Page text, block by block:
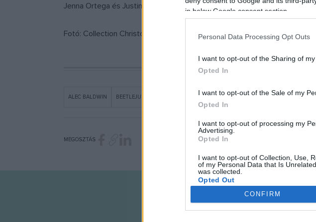
in below Google consent section.
Personal Data Processing Opt Outs
I want to opt-out of the Sharing of
Opted In
I want to opt-out of the Sale of my
Opted In
I want to opt-out of processing my
Advertising.
Opted In
I want to opt-out of Collection, Use,
of my Personal Data that Is
was collected.
Opted Out
CONFIRM
Jenna Ortega és Justin Theroux is, aki David Lynch A sötétség útja–
Fotó: Collection ChristopheL via AFP / The Geffen Company
ALEC BALDWIN BEETLEJUICE HÍREK WINONA RYDER
MEGOSZTÁS